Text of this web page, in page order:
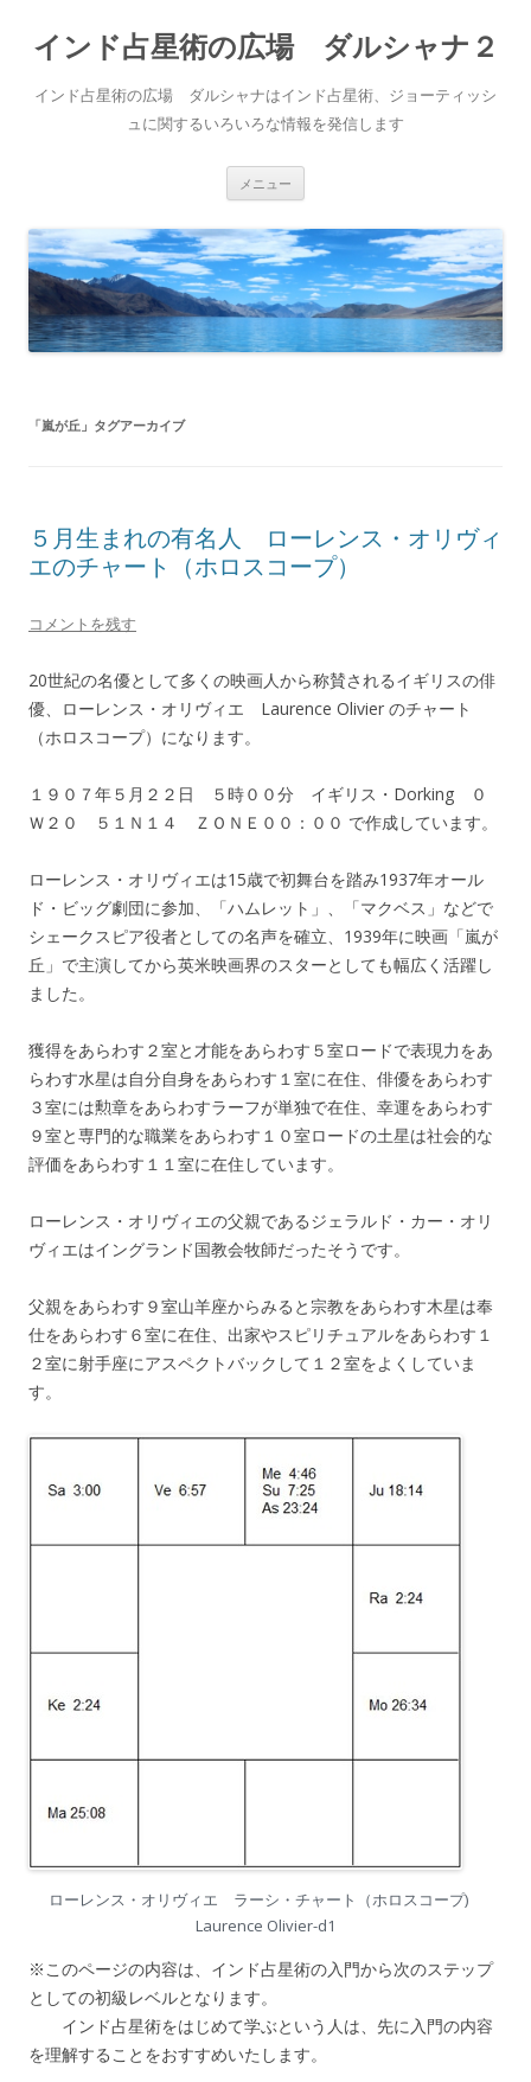
インド占星術の広場 ダルシャナ２
インド占星術の広場 ダルシャナはインド占星術、ジョーティッシ
ュに関するいろいろな情報を発信します
メニュー
ン
ツ
へ
ス
キ
ッ
プ
「嵐が丘 」タグアーカイブ
５月生まれの有名人 ローレンス・オリヴィ
エのチャート（ホロスコープ）
コメントを残す
20世紀の名優として多くの映画人から称賛されるイギリスの俳
優、ローレンス・オリヴィエ Laurence Olivier のチャート
（ホロスコープ）になります。
１９０７年５月２２日 ５時００分 イギリス・Dorking ０
Ｗ２０ ５１Ｎ１４ ＺＯＮＥ００：００ で作成しています。
ローレンス・オリヴィエは15歳で初舞台を踏み1937年オール
ド・ビッグ劇団に参加、「ハムレット」、「マクベス」などで
シェークスピア役者としての名声を確立、1939年に映画「嵐が
丘」で主演してから英米映画界のスターとしても幅広く活躍し
ました。
獲得をあらわす２室と才能をあらわす５室ロードで表現力をあ
らわす水星は自分自身をあらわす１室に在住、俳優をあらわす
３室には勲章をあらわすラーフが単独で在住、幸運をあらわす
９室と専門的な職業をあらわす１０室ロードの土星は社会的な
評価をあらわす１１室に在住しています。
ローレンス・オリヴィエの父親であるジェラルド・カー・オリ
ヴィエはイングランド国教会牧師だったそうです。
父親をあらわす９室山羊座からみると宗教をあらわす木星は奉
仕をあらわす６室に在住、出家やスピリチュアルをあらわす１
２室に射手座にアスペクトバックして１２室をよくしていま
す。
ローレンス・オリヴィエ ラーシ・チャート（ホロスコープ)
Laurence Olivier-d1
※このページの内容は、インド占星術の入門から次のステップ
としての初級レベルとなります。
インド占星術をはじめて学ぶという人は、先に入門の内容
を理解することをおすすめいたします。